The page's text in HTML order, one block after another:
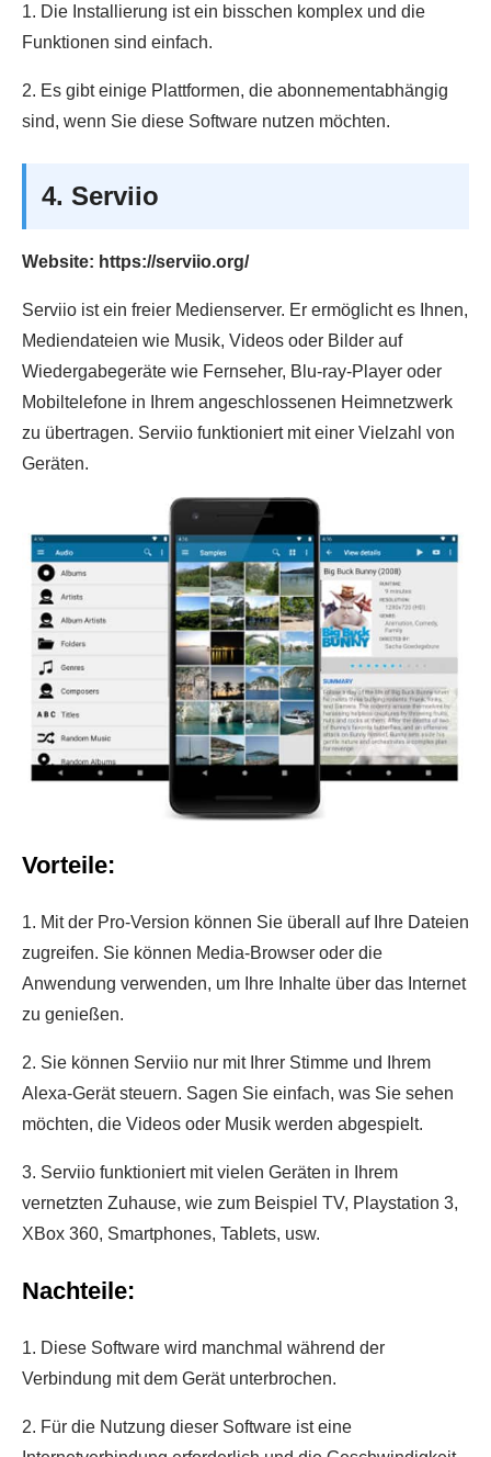
1. Die Installierung ist ein bisschen komplex und die
Funktionen sind einfach.
2. Es gibt einige Plattformen, die abonnementabhängig
sind, wenn Sie diese Software nutzen möchten.
4. Serviio
Website: https://serviio.org/
Serviio ist ein freier Medienserver. Er ermöglicht es Ihnen,
Mediendateien wie Musik, Videos oder Bilder auf
Wiedergabegeräte wie Fernseher, Blu-ray-Player oder
Mobiltelefone in Ihrem angeschlossenen Heimnetzwerk
zu übertragen. Serviio funktioniert mit einer Vielzahl von
Geräten.
Vorteile:
1. Mit der Pro-Version können Sie überall auf Ihre Dateien
zugreifen. Sie können Media-Browser oder die
Anwendung verwenden, um Ihre Inhalte über das Internet
zu genießen.
2. Sie können Serviio nur mit Ihrer Stimme und Ihrem
Alexa-Gerät steuern. Sagen Sie einfach, was Sie sehen
möchten, die Videos oder Musik werden abgespielt.
3. Serviio funktioniert mit vielen Geräten in Ihrem
vernetzten Zuhause, wie zum Beispiel TV, Playstation 3,
XBox 360, Smartphones, Tablets, usw.
Nachteile:
1. Diese Software wird manchmal während der
Verbindung mit dem Gerät unterbrochen.
2. Für die Nutzung dieser Software ist eine